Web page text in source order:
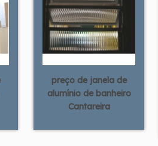
preço de janela de
alumínio de banheiro
Cantareira